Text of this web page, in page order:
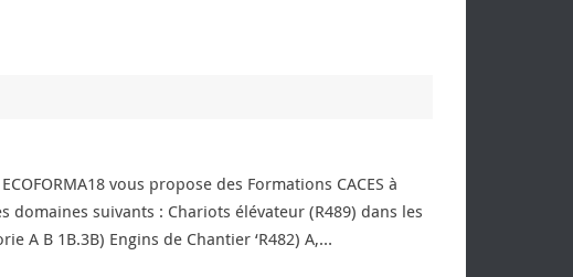
vous propose des Formations CACES à
suivants : Chariots élévateur (R489) dans les
A B 1B.3B) Engins de Chantier ‘R482) A,…